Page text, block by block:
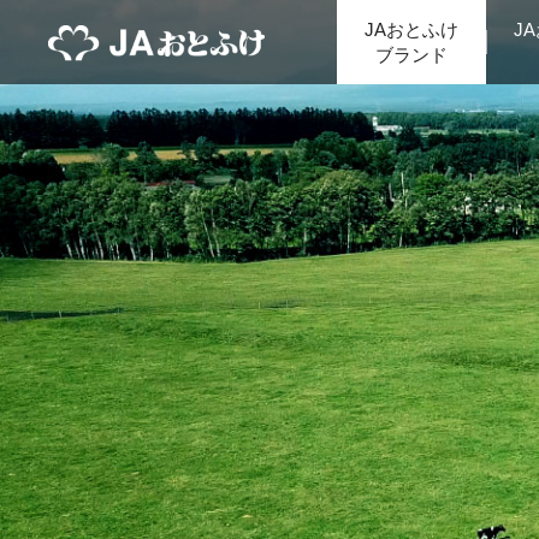
JAおとふけ
ブランド
JA